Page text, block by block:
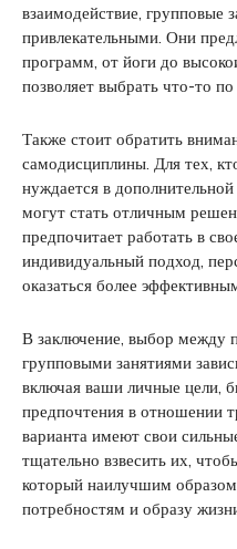
взаимодействие, групповые
привлекательными. Они
программ, от йоги до
позволяет выбрать что-то
Также стоит обратить
самодисциплины. Для тех,
нуждается в
могут стать отличным
предпочитает работать в
индивидуальный подход,
оказаться более
В заключение, выбор между
групповыми занятиями
включая ваши личные цели,
предпочтения в отношении
варианта имеют свои
тщательно взвесить их,
который наилучшим
потребностям и образу